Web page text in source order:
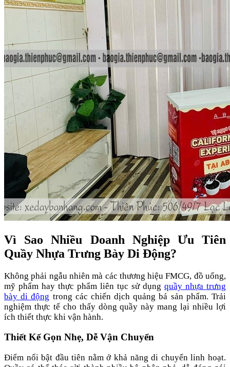
Vì Sao Nhiều Doanh Nghiệp Ưu Tiên
Quầy Nhựa Trưng Bày Di Động?
Không phải ngẫu nhiên mà các thương hiệu FMCG, đồ uống,
mỹ phẩm hay thực phẩm liên tục sử dụng quầy nhựa trưng
bày di động trong các chiến dịch quảng bá sản phẩm. Trải
nghiệm thực tế cho thấy dòng quầy này mang lại nhiều lợi
ích thiết thực khi vận hành.
Thiết Kế Gọn Nhẹ, Dễ Vận Chuyển
Điểm nổi bật đầu tiên nằm ở khả năng di chuyển linh hoạt.